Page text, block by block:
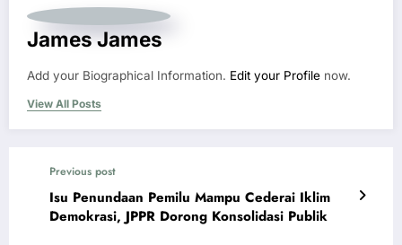
James James
Add your Biographical Information. Edit your Profile now.
View All Posts
Previous post
Isu Penundaan Pemilu Mampu Cederai Iklim
Demokrasi, JPPR Dorong Konsolidasi Publik